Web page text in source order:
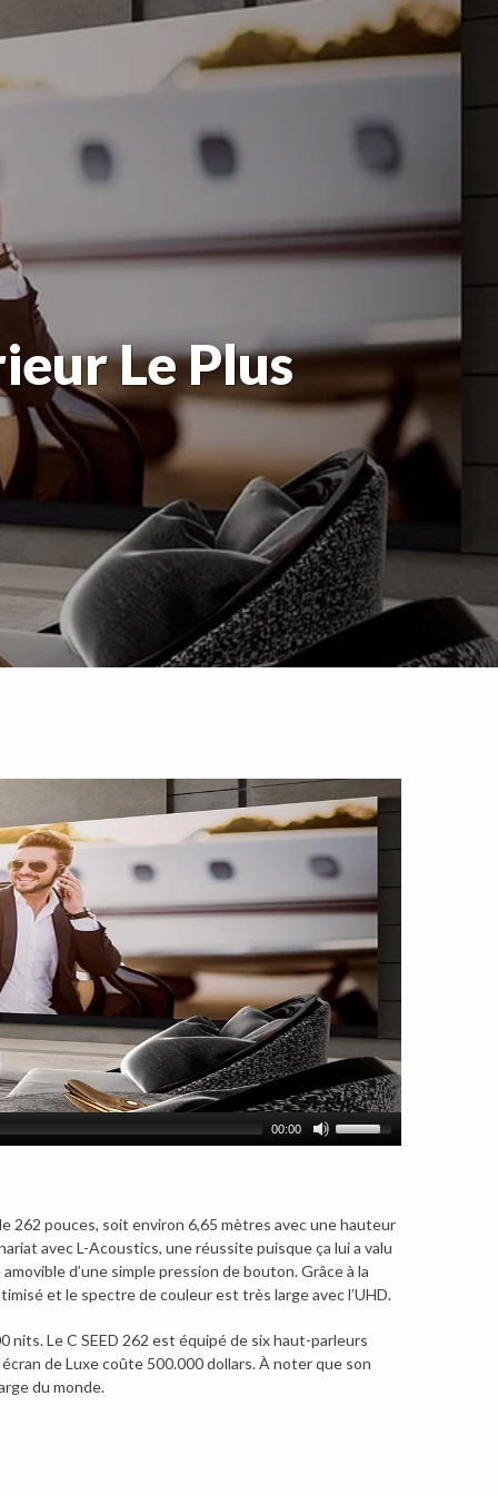
Le Plus
00:00
262 pouces, soit environ 6,65 mètres avec une hauteur
avec L-Acoustics, une réussite puisque ça lui a valu
d’une simple pression de bouton. Grâce à la
et le spectre de couleur est très large avec l’UHD.
Le C SEED 262 est équipé de six haut-parleurs
de Luxe coûte 500.000 dollars. À noter que son
du monde.